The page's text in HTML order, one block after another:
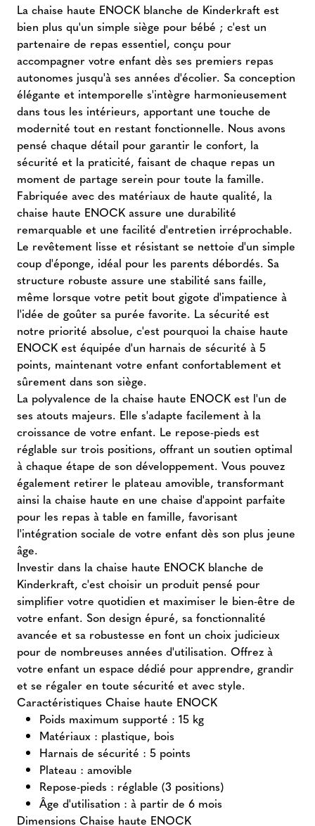
La chaise haute ENOCK blanche de Kinderkraft est
bien plus qu'un simple siège pour bébé ; c'est un
partenaire de repas essentiel, conçu pour
accompagner votre enfant dès ses premiers repas
autonomes jusqu'à ses années d'écolier. Sa conception
élégante et intemporelle s'intègre harmonieusement
dans tous les intérieurs, apportant une touche de
modernité tout en restant fonctionnelle. Nous avons
pensé chaque détail pour garantir le confort, la
sécurité et la praticité, faisant de chaque repas un
moment de partage serein pour toute la famille.
Fabriquée avec des matériaux de haute qualité, la
chaise haute ENOCK assure une durabilité
remarquable et une facilité d'entretien irréprochable.
Le revêtement lisse et résistant se nettoie d'un simple
coup d'éponge, idéal pour les parents débordés. Sa
structure robuste assure une stabilité sans faille,
même lorsque votre petit bout gigote d'impatience à
l'idée de goûter sa purée favorite. La sécurité est
notre priorité absolue, c'est pourquoi la chaise haute
ENOCK est équipée d'un harnais de sécurité à 5
points, maintenant votre enfant confortablement et
sûrement dans son siège.
La polyvalence de la chaise haute ENOCK est l'un de
ses atouts majeurs. Elle s'adapte facilement à la
croissance de votre enfant. Le repose-pieds est
réglable sur trois positions, offrant un soutien optimal
à chaque étape de son développement. Vous pouvez
également retirer le plateau amovible, transformant
ainsi la chaise haute en une chaise d'appoint parfaite
pour les repas à table en famille, favorisant
l'intégration sociale de votre enfant dès son plus jeune
âge.
Investir dans la chaise haute ENOCK blanche de
Kinderkraft, c'est choisir un produit pensé pour
simplifier votre quotidien et maximiser le bien-être de
votre enfant. Son design épuré, sa fonctionnalité
avancée et sa robustesse en font un choix judicieux
pour de nombreuses années d'utilisation. Offrez à
votre enfant un espace dédié pour apprendre, grandir
et se régaler en toute sécurité et avec style.
Caractéristiques Chaise haute ENOCK
Poids maximum supporté : 15 kg
Matériaux : plastique, bois
Harnais de sécurité : 5 points
Plateau : amovible
Repose-pieds : réglable (3 positions)
Âge d'utilisation : à partir de 6 mois
Dimensions Chaise haute ENOCK